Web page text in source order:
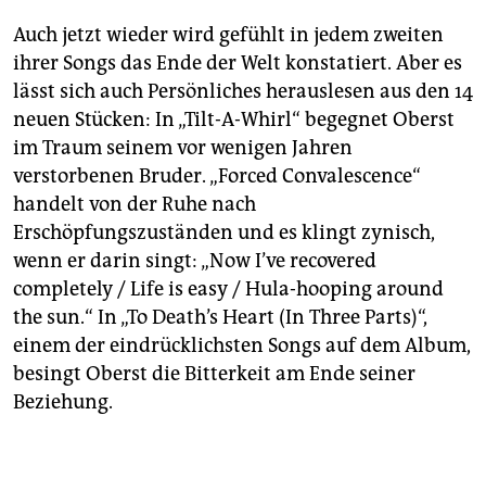
Auch jetzt wieder wird gefühlt in jedem zweiten
ihrer Songs das Ende der Welt konstatiert. Aber es
lässt sich auch Persönliches herauslesen aus den 14
neuen Stücken: In „Tilt-A-Whirl“ begegnet Oberst
im Traum seinem vor wenigen Jahren
verstorbenen Bruder. „Forced Convalescence“
handelt von der Ruhe nach
Erschöpfungszuständen und es klingt zynisch,
wenn er darin singt: „Now I’ve recovered
completely / Life is easy / Hula-hooping around
the sun.“ In „To Death’s Heart (In Three Parts)“,
einem der eindrücklichsten Songs auf dem Album,
besingt Oberst die Bitterkeit am Ende seiner
Beziehung.